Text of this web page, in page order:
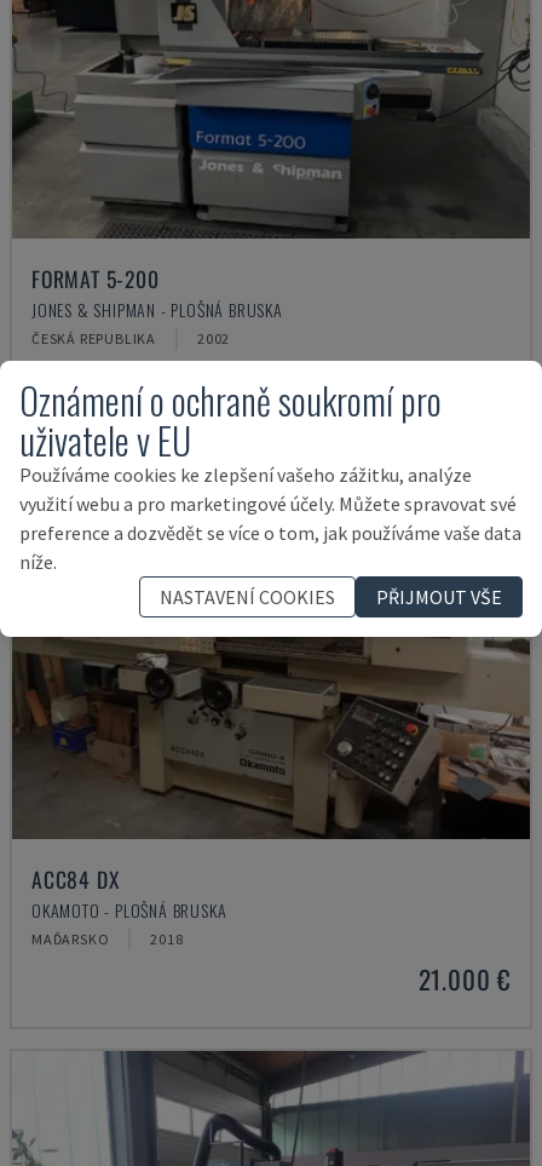
FORMAT 5-200
JONES & SHIPMAN - PLOŠNÁ BRUSKA
ČESKÁ REPUBLIKA 2002
ACC84 DX
OKAMOTO - PLOŠNÁ BRUSKA
MAĎARSKO 2018
21.000 €
Oznámení o ochraně soukromí pro
uživatele v EU
Používáme cookies ke zlepšení vašeho zážitku, analýze
využití webu a pro marketingové účely. Můžete spravovat své
preference a dozvědět se více o tom, jak používáme vaše data
níže.
NASTAVENÍ COOKIES
PŘIJMOUT VŠE